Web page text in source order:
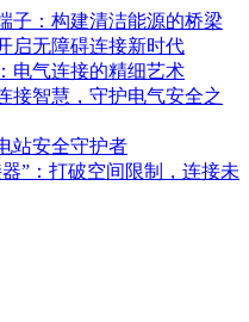
子：构建清洁能源的桥梁
启无障碍连接新时代
电气连接的精细艺术
接智慧，守护电气安全之
站安全守护者
”：打破空间限制，连接未